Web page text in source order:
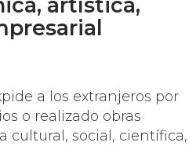
a los extranjeros por
o realizado obras
cultural, social, científica,